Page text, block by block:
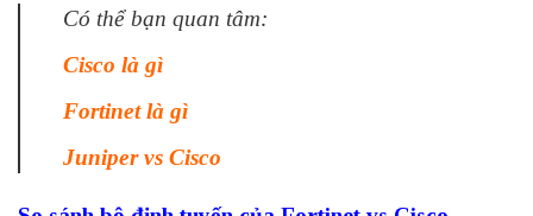
Có thể bạn quan tâm:
Cisco là gì
Fortinet là gì
Juniper vs Cisco